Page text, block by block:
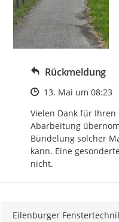
Rückmeldung
Zeitpunkt des
13. Mai um 08:23
Vielen Dank für
Abarbeitung
Bündelung solcher
kann. Eine
nicht.
Eilenburger